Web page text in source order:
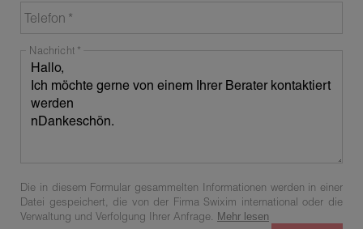
Telefon
Nachricht
Die in diesem Formular gesammelten Informationen werden in einer
Datei gespeichert, die von der Firma Swixim international oder die
Verwaltung und Verfolgung Ihrer Anfrage. Mehr lesen